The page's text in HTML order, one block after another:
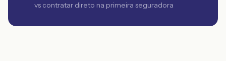
vs contratar direto na primeira seguradora